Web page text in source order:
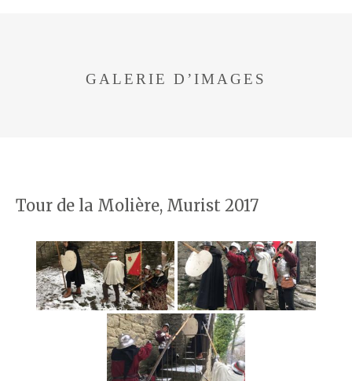
GALERIE D’IMAGES
Tour de la Molière, Murist 2017